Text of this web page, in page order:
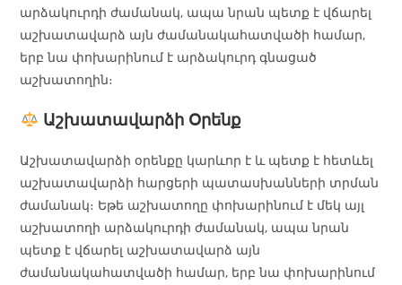
արձակուրդի ժամանակ, ապա նրան պետք է վճարել
աշխատավարձ այն ժամանակահատվածի համար,
երբ նա փոխարինում է արձակուրդ գնացած
աշխատողին։
Աշխատավարձի Օրենք
Աշխատավարձի օրենքը կարևոր է և պետք է հետևել
աշխատավարձի հարցերի պատասխանների տրման
ժամանակ։ Եթե աշխատողը փոխարինում է մեկ այլ
աշխատողի արձակուրդի ժամանակ, ապա նրան
պետք է վճարել աշխատավարձ այն
ժամանակահատվածի համար, երբ նա փոխարինում